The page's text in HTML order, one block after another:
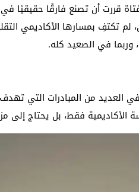
قررت أن تصنع فارقًا
لم تكتفِ بمسارها الأكاديمي
في الصعيد كله.
العديد من المبادرات التي
فقط، بل يحتاج إلى